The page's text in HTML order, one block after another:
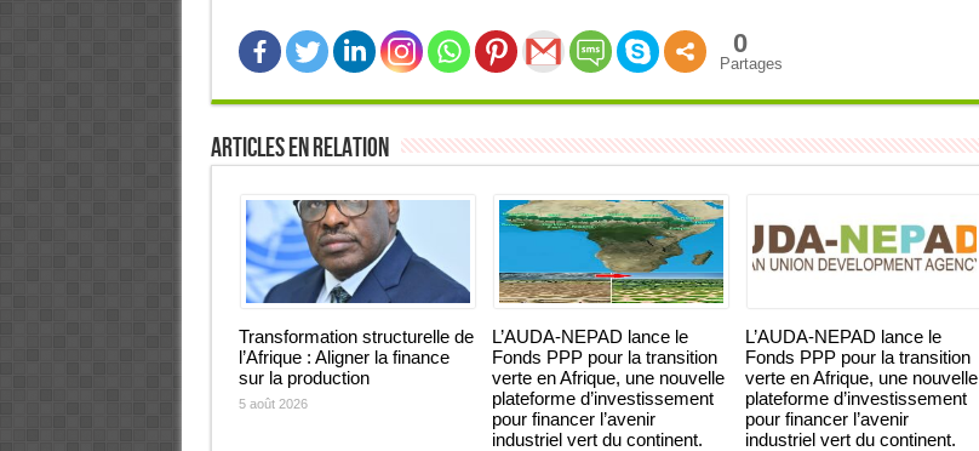
0
Partages
Articles en relation
Transformation structurelle de
l’Afrique : Aligner la finance
sur la production
5 août 2026
L’AUDA-NEPAD lance le
Fonds PPP pour la transition
verte en Afrique, une nouvelle
plateforme d’investissement
pour financer l’avenir
industriel vert du continent.
L’AUDA-NEPAD lance le
Fonds PPP pour la transition
verte en Afrique, une nouvelle
plateforme d’investissement
pour financer l’avenir
industriel vert du continent.